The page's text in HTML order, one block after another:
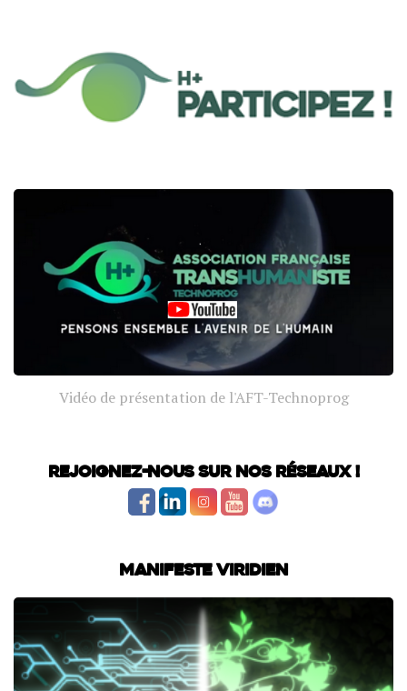
Vidéo de présentation de l'AFT-Technoprog
Rejoignez-nous sur nos réseaux !
Manifeste Viridien